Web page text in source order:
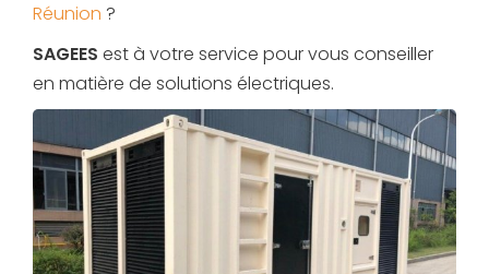
Réunion ?
SAGEES est à votre service pour vous conseiller
en matière de solutions électriques.